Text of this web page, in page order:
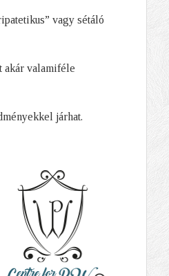
vagy sétáló
akár valamiféle
járhat.